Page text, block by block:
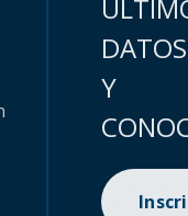
DATOS
Y